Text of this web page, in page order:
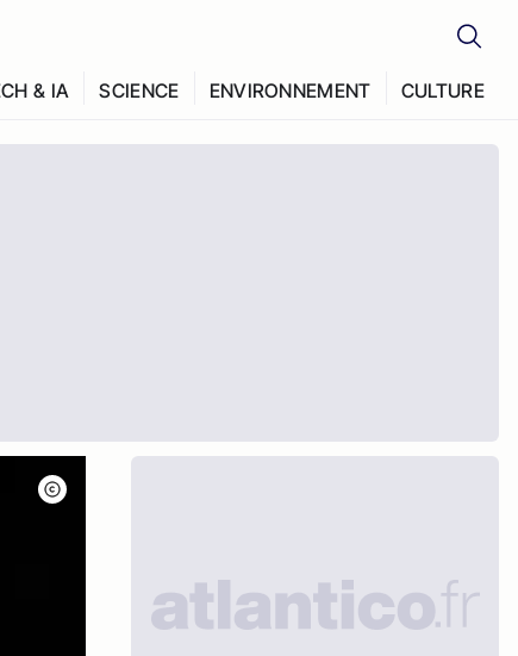
& IA SCIENCE ENVIRONNEMENT CULTURE